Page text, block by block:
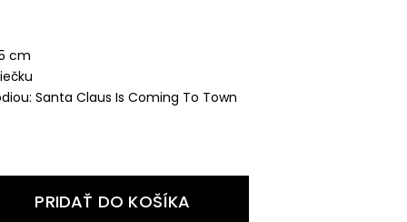
cm
Santa Claus Is Coming To Town
PRIDAŤ DO KOŠÍKA